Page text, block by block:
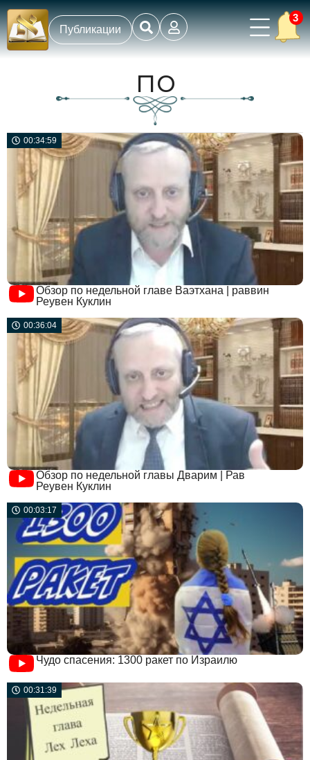
Публикации
3
по
00:34:59
Обзор по недельной главе Ваэтхана | раввин
Реувен Куклин
00:36:04
Обзор по недельной главы Дварим | Рав
Реувен Куклин
00:03:17
Чудо спасения: 1300 ракет по Израилю
00:31:39